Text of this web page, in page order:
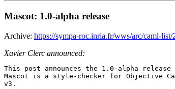
Mascot: 1.0-alpha release
Archive: https://sympa-roc.inria.fr/wws/arc/caml-
Xavier Clerc announced:
This post announces the 1.0-alpha
Mascot is a style-checker for Objective
v3.